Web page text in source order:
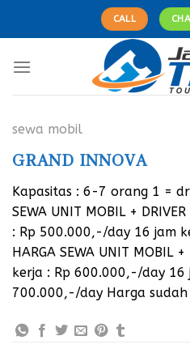
CALL
sewa mobil
GRAND INNOVA
Kapasitas : 6-7 orang 1 =
SEWA UNIT MOBIL +
: Rp 500.000,-/day 16 jam
HARGA SEWA UNIT MOBIL
kerja : Rp 600.000,-/day 16
700.000,-/day Harga